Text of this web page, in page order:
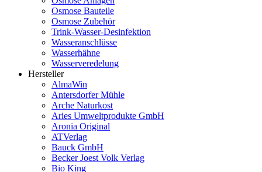
Osmose Bauteile
Osmose Zubehör
Trink-Wasser-Desinfektion
Wasseranschlüsse
Wasserhähne
Wasserveredelung
Hersteller
AlmaWin
Antersdorfer Mühle
Arche Naturkost
Aries Umweltprodukte GmbH
Aronia Original
ATVerlag
Bauck GmbH
Becker Joest Volk Verlag
Bio King